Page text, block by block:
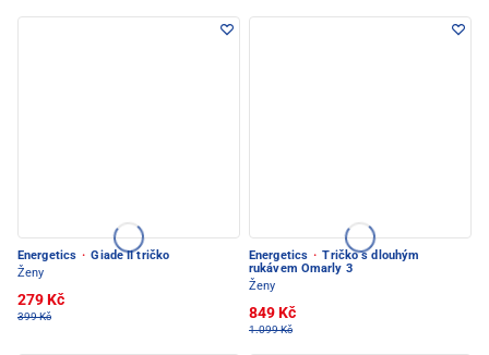
Energetics · Giade II tričko
Ženy
279 Kč
399 Kč
Energetics · Tričko s dlouhým
rukávem Omarly 3
Ženy
849 Kč
1.099 Kč